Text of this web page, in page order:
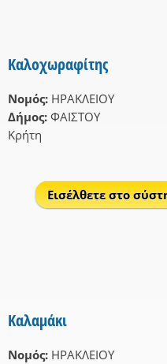
Καλοχωραφίτης
Νομός: ΗΡΑΚΛΕΙΟΥ
Δήμος: ΦΑΙΣΤΟΥ
Κρήτη
Εισέλθετε στο
Καλαμάκι
Νομός: ΗΡΑΚΛΕΙΟΥ